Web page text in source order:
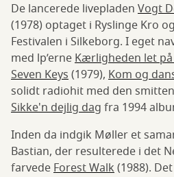
De lancerede livepladen Vogt
(1978) optaget i Ryslinge Kro
Festivalen i Silkeborg. I eget
med lp’erneKærligheden let
Seven Keys(1979), Kom og
solidt radiohit med den
Sikke'n dejlig dag fra 1994
Inden da indgik Møller et
Bastian, der resulterede i det
farvedeForest Walk(1988).